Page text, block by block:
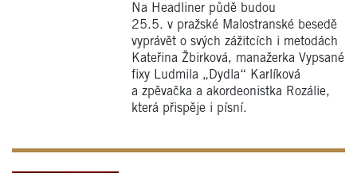
Na Headliner půdě budou
25.5. v pražské Malostranské besedě
vyprávět o svých zážitcích i metodách
Kateřina Žbirková, manažerka Vypsané
fixy Ludmila „Dydla“ Karlíková
a zpěvačka a akordeonistka Rozálie,
která přispěje i písní.